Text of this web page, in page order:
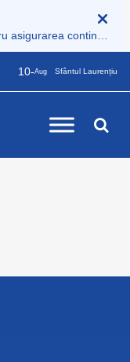
10-Aug Sfântul Laurențiu